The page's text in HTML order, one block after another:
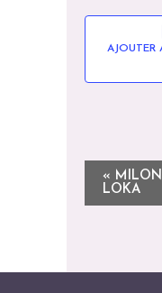
AJOUTER
G
«
LOKA